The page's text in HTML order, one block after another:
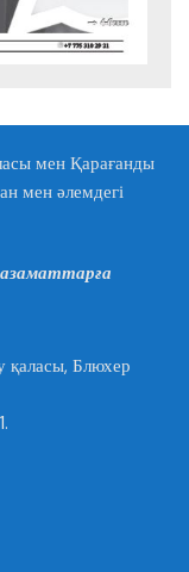
мен Қарағанды
мен әлемдегі
қаласы, Блюхер